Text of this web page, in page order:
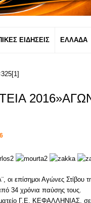
ΕΙΔΗΣΕΙΣ ΕΛΛΑΔΑ
οι επίσημοι Αγώνες Στίβου
34 χρόνια παύσης τους.
Γ.Ε. ΚΕΦΑΛΛΗΝΙΑΣ, σε